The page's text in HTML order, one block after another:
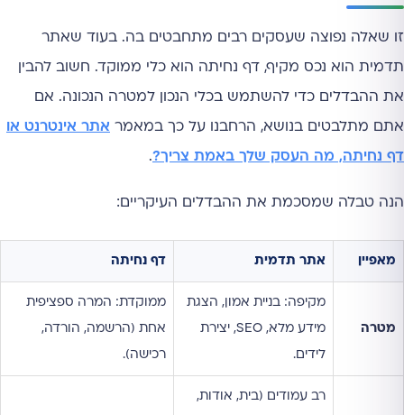
זו שאלה נפוצה שעסקים רבים מתחבטים בה. בעוד שאתר
תדמית הוא נכס מקיף, דף נחיתה הוא כלי ממוקד. חשוב להבין
את ההבדלים כדי להשתמש בכלי הנכון למטרה הנכונה. אם
אתם מתלבטים בנושא, הרחבנו על כך במאמר אתר אינטרנט או
דף נחיתה, מה העסק שלך באמת צריך?.
הנה טבלה שמסכמת את ההבדלים העיקריים:
מאפיין אתר תדמית דף נחיתה
מטרה
מקיפה: בניית אמון, הצגת
מידע מלא, SEO, יצירת
לידים.
ממוקדת: המרה ספציפית
אחת (הרשמה, הורדה,
רכישה).
רב עמודים (בית, אודות,